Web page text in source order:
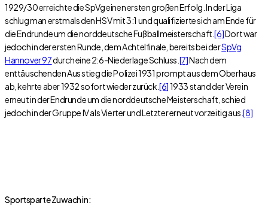
1929/30 erreichte die SpVg einen ersten großen Erfolg. In der Liga
schlug man erstmals den HSV mit 3:1 und qualifizierte sich am Ende für
die Endrunde um die norddeutsche Fußballmeisterschaft.[6]Dort war
jedoch in der ersten Runde, dem Achtelfinale, bereits bei derSpVg
Hannover 97durch eine 2:6-Niederlage Schluss. [7]Nach dem
enttäuschenden Aus stieg die Polizei 1931 prompt aus dem Oberhaus
ab, kehrte aber 1932 sofort wieder zurück.[6]1933 stand der Verein
erneut in der Endrunde um die norddeutsche Meisterschaft, schied
jedoch in der Gruppe IV als Vierter und Letzter erneut vorzeitig aus.[8]
Sportsparte Zuwach in: